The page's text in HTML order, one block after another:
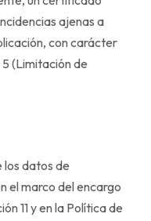
ajenas a
con carácter
(Limitación de
datos de
el marco del encargo
11 y en la Política de